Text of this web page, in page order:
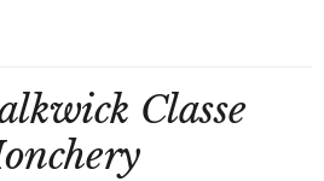
Classe